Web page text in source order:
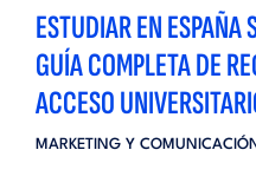
ESTUDIAR EN
GUÍA COMPLETA DE
ACCESO
MARKETING Y